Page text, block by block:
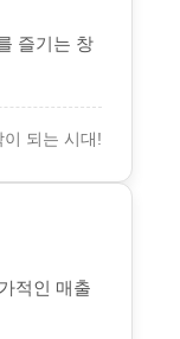
즐기는 창
되는 시대!
적인 매출